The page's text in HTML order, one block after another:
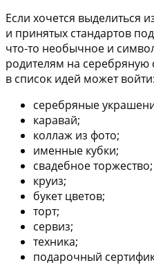
Если хочется выделиться
и принятых стандартов
что-то необычное и
родителям на серебряную
в список идей может войти:
серебряные
каравай;
коллаж из фото;
именные кубки;
свадебное торжество;
круиз;
букет цветов;
торт;
сервиз;
техника;
подарочный